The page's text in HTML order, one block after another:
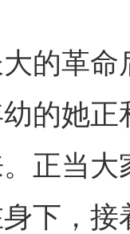
革命
的她
。正当
下，